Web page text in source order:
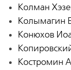
Колман
Колымагин
Конюхов
Костромин